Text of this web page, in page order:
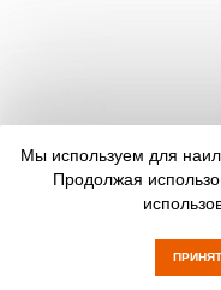
Мы используем для
Продолжая